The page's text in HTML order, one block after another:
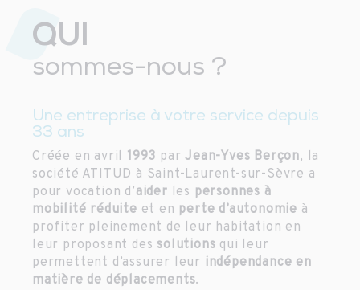
QUI
sommes-nous ?
Une entreprise à votre service depuis
33 ans
Créée en avril 1993 parJean-Yves Berçon, la
société ATITUD à Saint-Laurent-sur-Sèvre a
pour vocation d’aider les personnes à
mobilité réduite et en perte d’autonomie à
profiter pleinement de leur habitation en
leur proposant des solutions qui leur
permettent d’assurer leur indépendance en
matière de déplacements.